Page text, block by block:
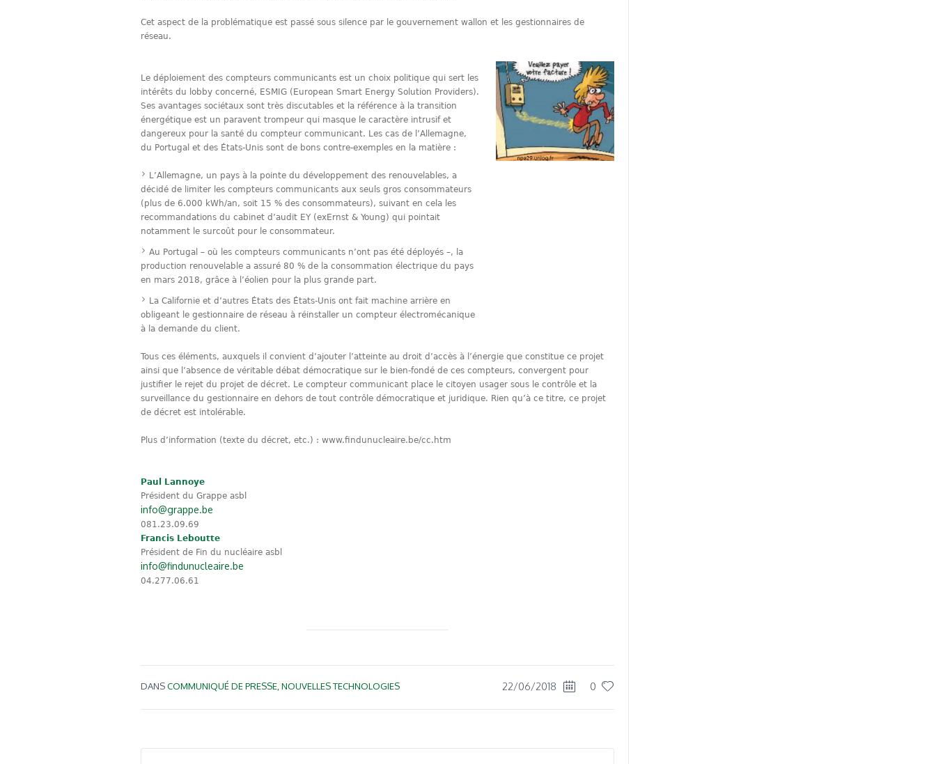
Cet aspect de la problématique est passé sous silence par le gouvernement wallon et les gestionnaires de
réseau.
Le déploiement des compteurs communicants est un choix politique qui sert les
intérêts du lobby concerné, ESMIG (European Smart Energy Solution Providers).
Ses avantages sociétaux sont très discutables et la référence à la transition
énergétique est un paravent trompeur qui masque le caractère intrusif et
dangereux pour la santé du compteur communicant. Les cas de l’Allemagne,
du Portugal et des États-Unis sont de bons contre-exemples en la matière :
L’Allemagne, un pays à la pointe du développement des renouvelables, a
décidé de limiter les compteurs communicants aux seuls gros consommateurs
(plus de 6.000 kWh/an, soit 15 % des consommateurs), suivant en cela les
recommandations du cabinet d’audit EY (exErnst & Young) qui pointait
notamment le surcoût pour le consommateur.
Au Portugal – où les compteurs communicants n’ont pas été déployés –, la
production renouvelable a assuré 80 % de la consommation électrique du pays
en mars 2018, grâce à l’éolien pour la plus grande part.
La Californie et d’autres États des États-Unis ont fait machine arrière en
obligeant le gestionnaire de réseau à réinstaller un compteur électromécanique
à la demande du client.
Tous ces éléments, auxquels il convient d’ajouter l’atteinte au droit d’accès à l’énergie que constitue ce projet
ainsi que l’absence de véritable débat démocratique sur le bien-fondé de ces compteurs, convergent pour
justifier le rejet du projet de décret. Le compteur communicant place le citoyen usager sous le contrôle et la
surveillance du gestionnaire en dehors de tout contrôle démocratique et juridique. Rien qu’à ce titre, ce projet
de décret est intolérable.
Plus d’information (texte du décret, etc.) : www.findunucleaire.be/cc.htm
Paul Lannoye
Président du Grappe asbl
info@grappe.be
081.23.09.69
Francis Leboutte
Président de Fin du nucléaire asbl
info@findunucleaire.be
04.277.06.61
22/06/2018 0
DANSCOMMUNIQUÉ DE PRESSE NOUVELLES TECHNOLOGIES